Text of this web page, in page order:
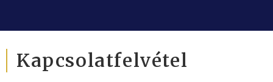
Kapcsolatfelvétel